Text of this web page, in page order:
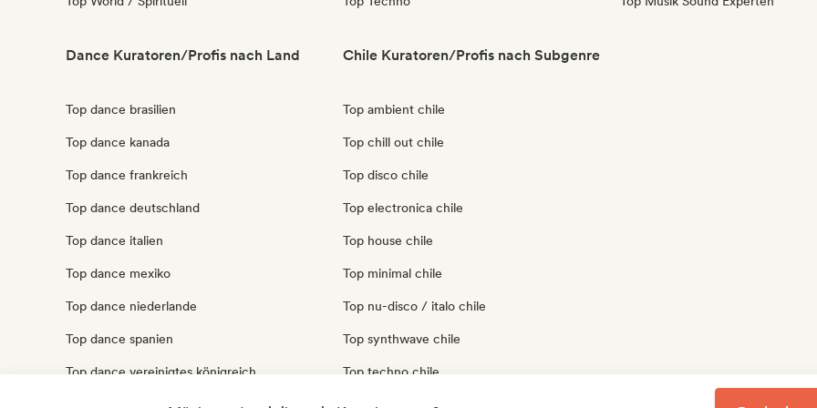
Dance Kuratoren/Profis nach Land
Top dance brasilien
Top dance kanada
Top dance frankreich
Top dance deutschland
Top dance italien
Top dance mexiko
Top dance niederlande
Top dance spanien
Top dance vereinigtes königreich
Top dance vereinigte staaten
Chile Kuratoren/Profis nach Subgenre
Top ambient chile
Top chill out chile
Top disco chile
Top electronica chile
Top house chile
Top minimal chile
Top nu-disco / italo chile
Top synthwave chile
Top techno chile
Top trip hop chile